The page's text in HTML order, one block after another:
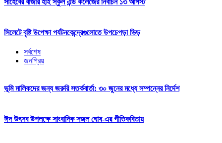
সাহেবের বাজার হাই স্কুল এন্ড কলেজের নির্বাচন ১৩ আগস্ট
সিলেটে বৃষ্টি উপেক্ষা পর্যটনকেন্দ্রেগুলোতে উপচেপড়া ভিড়
সর্বশেষ
জনপ্রিয়
ভূমি মালিকদের জন্য জরুরি সতর্কবার্তা: ৩০ জুনের মধ্যে সম্পন্নের নির্দেশ
ঈদ উৎসব উপলক্ষে সাংবাদিক সজল ঘোষ-এর গীতিকবিতায়